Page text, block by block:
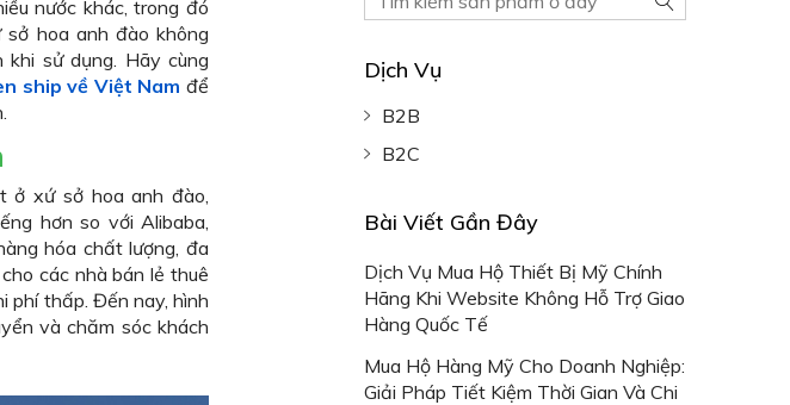
nước khác, trong đó
hoa anh đào không
sử dụng. Hãy cùng
ship về Việt Nam để
ở xứ sở hoa anh đào,
hơn so với Alibaba,
hóa chất lượng, đa
các nhà bán lẻ thuê
phí thấp. Đến nay, hình
và chăm sóc khách
kiếm
phẩm
kiếm
Dịch Vụ
B2B
B2C
Bài Viết Gần Đây
Dịch Vụ Mua Hộ Thiết Bị Mỹ Chính
Hãng Khi Website Không Hỗ Trợ Giao
Hàng Quốc Tế
Mua Hộ Hàng Mỹ Cho Doanh Nghiệp:
Giải Pháp Tiết Kiệm Thời Gian Và Chi